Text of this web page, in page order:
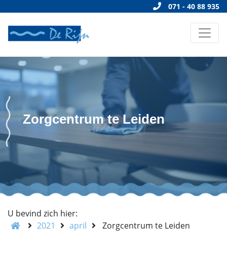
071 - 40 88 935
Zorgcentrum te Leiden
U bevind zich hier:
2021
april Zorgcentrum te Leiden